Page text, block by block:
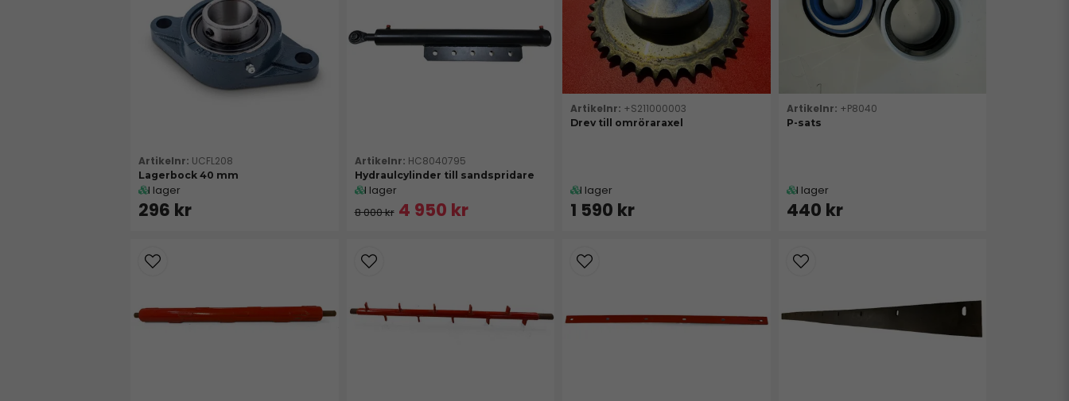
Om du behöver hjälp att hitta rätt reservdel är du välkommen att kontakta oss . Vi hjälper dig gärna att välja rätt lösning för din maskin.
UCFL208
Lagerbock 40 mm
I lager
296 kr
HC8040795
Hydraulcylinder till sandspridare
I lager
8 000 kr 4 950 kr
+S211000003
Drev till omröraraxel
I lager
1 590 kr
+P8040
P-sats
I lager
440 kr